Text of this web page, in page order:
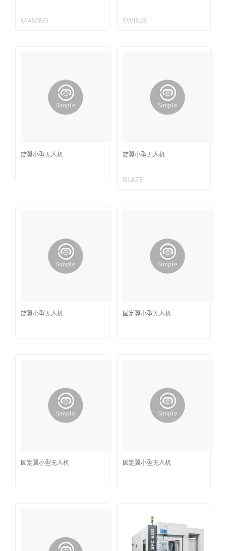
MAMBO SWING
旋翼小型无人机 旋翼小型无人机
BLAZE
旋翼小型无人机 固定翼小型无人机
固定翼小型无人机 固定翼小型无人机